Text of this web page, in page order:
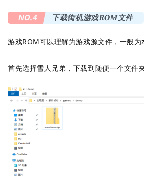
NO.4 下载街机游戏ROM文件
游戏ROM可以理解为游戏源文件，一般
首先选择雪人兄弟，下载到随便一个文件